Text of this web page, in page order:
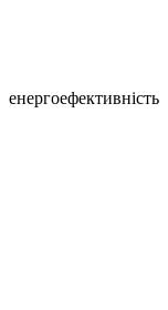
енергоефективність